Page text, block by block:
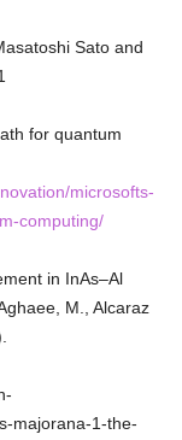
Sato and
for quantum
microsofts-
computing/
in InAs–Al
M., Alcaraz
majorana-1-the-